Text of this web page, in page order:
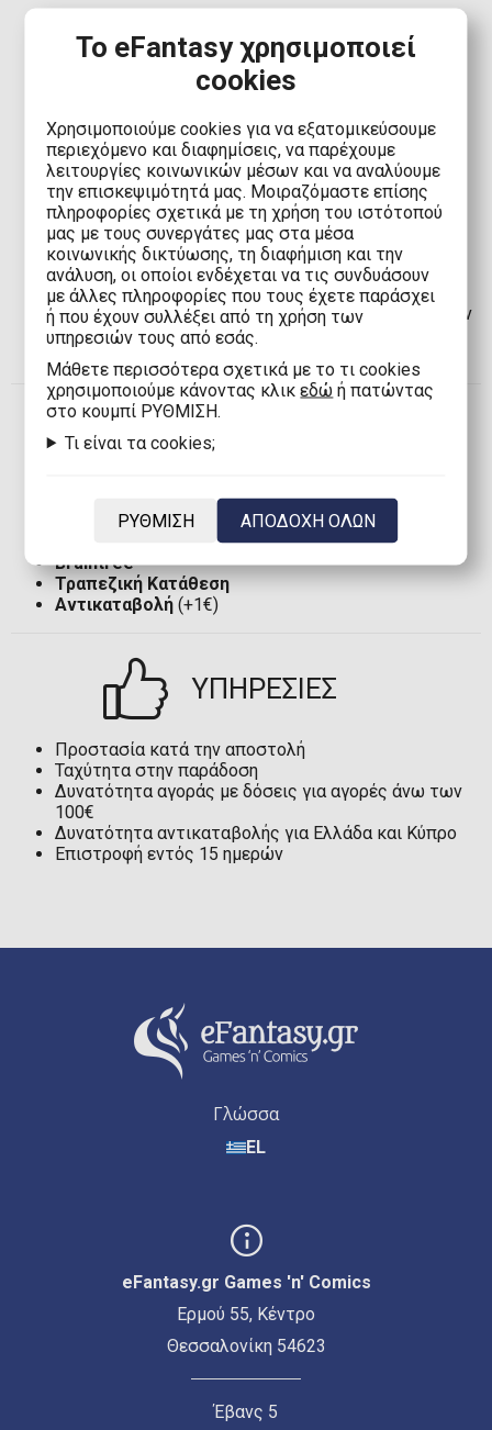
ΠΑΡΑΔΟΣΗ
Αποστολή στην Ελλάδα με Boxnow:Μόνο 1,90€
(Δωρεάν άνω των80,00€)
Αποστολή στην Ελλάδα: 2,90€(Δωρεάν άνω των
80,00€)
Αποστολή στην Κύπρο με Boxnow:8,00€
άνω των100,00€)
Αποστολή στην Κύπρο:8,00€(Δωρεάν άνω των
100,00€ )
Αποστολή στην Ευρωπαϊκή Ένωση*:12,00€
(Δωρεάν
άνω των120,00€)
ΤΡΟΠΟΙ
ΠΛΗΡΩΜΗΣ
(Μέχρι 6 άτοκες δόσεις)
TBI Bank(Μέχρι 60 δόσεις)
Braintree
Τραπεζική Κατάθεση
Αντικαταβολή (+1€)
ΥΠΗΡΕΣΙΕΣ
Προστασία κατά την αποστολή
Ταχύτητα στην παράδοση
Δυνατότητα αγοράς με δόσεις για αγορές άνω των
100€
Δυνατότητα αντικαταβολής για Ελλάδα και Κύπρο
Επιστροφή εντός 15 ημερών
Γλώσσα
EL
eFantasy.gr Games 'n' Comics
Ερμού 55, Κέντρο
Θεσσαλονίκη 54623
Έβανς 5
Το eFantasy χρησιμοποιεί
cookies
Χρησιμοποιούμε cookies για να εξατομικεύσουμε
περιεχόμενο και διαφημίσεις, να παρέχουμε
λειτουργίες κοινωνικών μέσων και να αναλύουμε
την επισκεψιμότητά μας. Μοιραζόμαστε επίσης
πληροφορίες σχετικά με τη χρήση του ιστότοπού
μας με τους συνεργάτες μας στα μέσα
κοινωνικής δικτύωσης, τη διαφήμιση και την
ανάλυση, οι οποίοι ενδέχεται να τις συνδυάσουν
με άλλες πληροφορίες που τους έχετε παράσχει
ή που έχουν συλλέξει από τη χρήση των
υπηρεσιών τους από εσάς.
Mάθετε περισσότερα σχετικά με το τι cookies
χρησιμοποιούμε κάνοντας κλικεδώ ή πατώντας
στο κουμπί ΡΥΘΜΙΣΗ.
Τι είναι τα cookies;
ΡΥΘΜΙΣΗ ΑΠΟΔΟΧΗ ΟΛΩΝ